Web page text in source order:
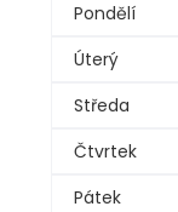
Pondělí
Úterý
Středa
Čtvrtek
Pátek